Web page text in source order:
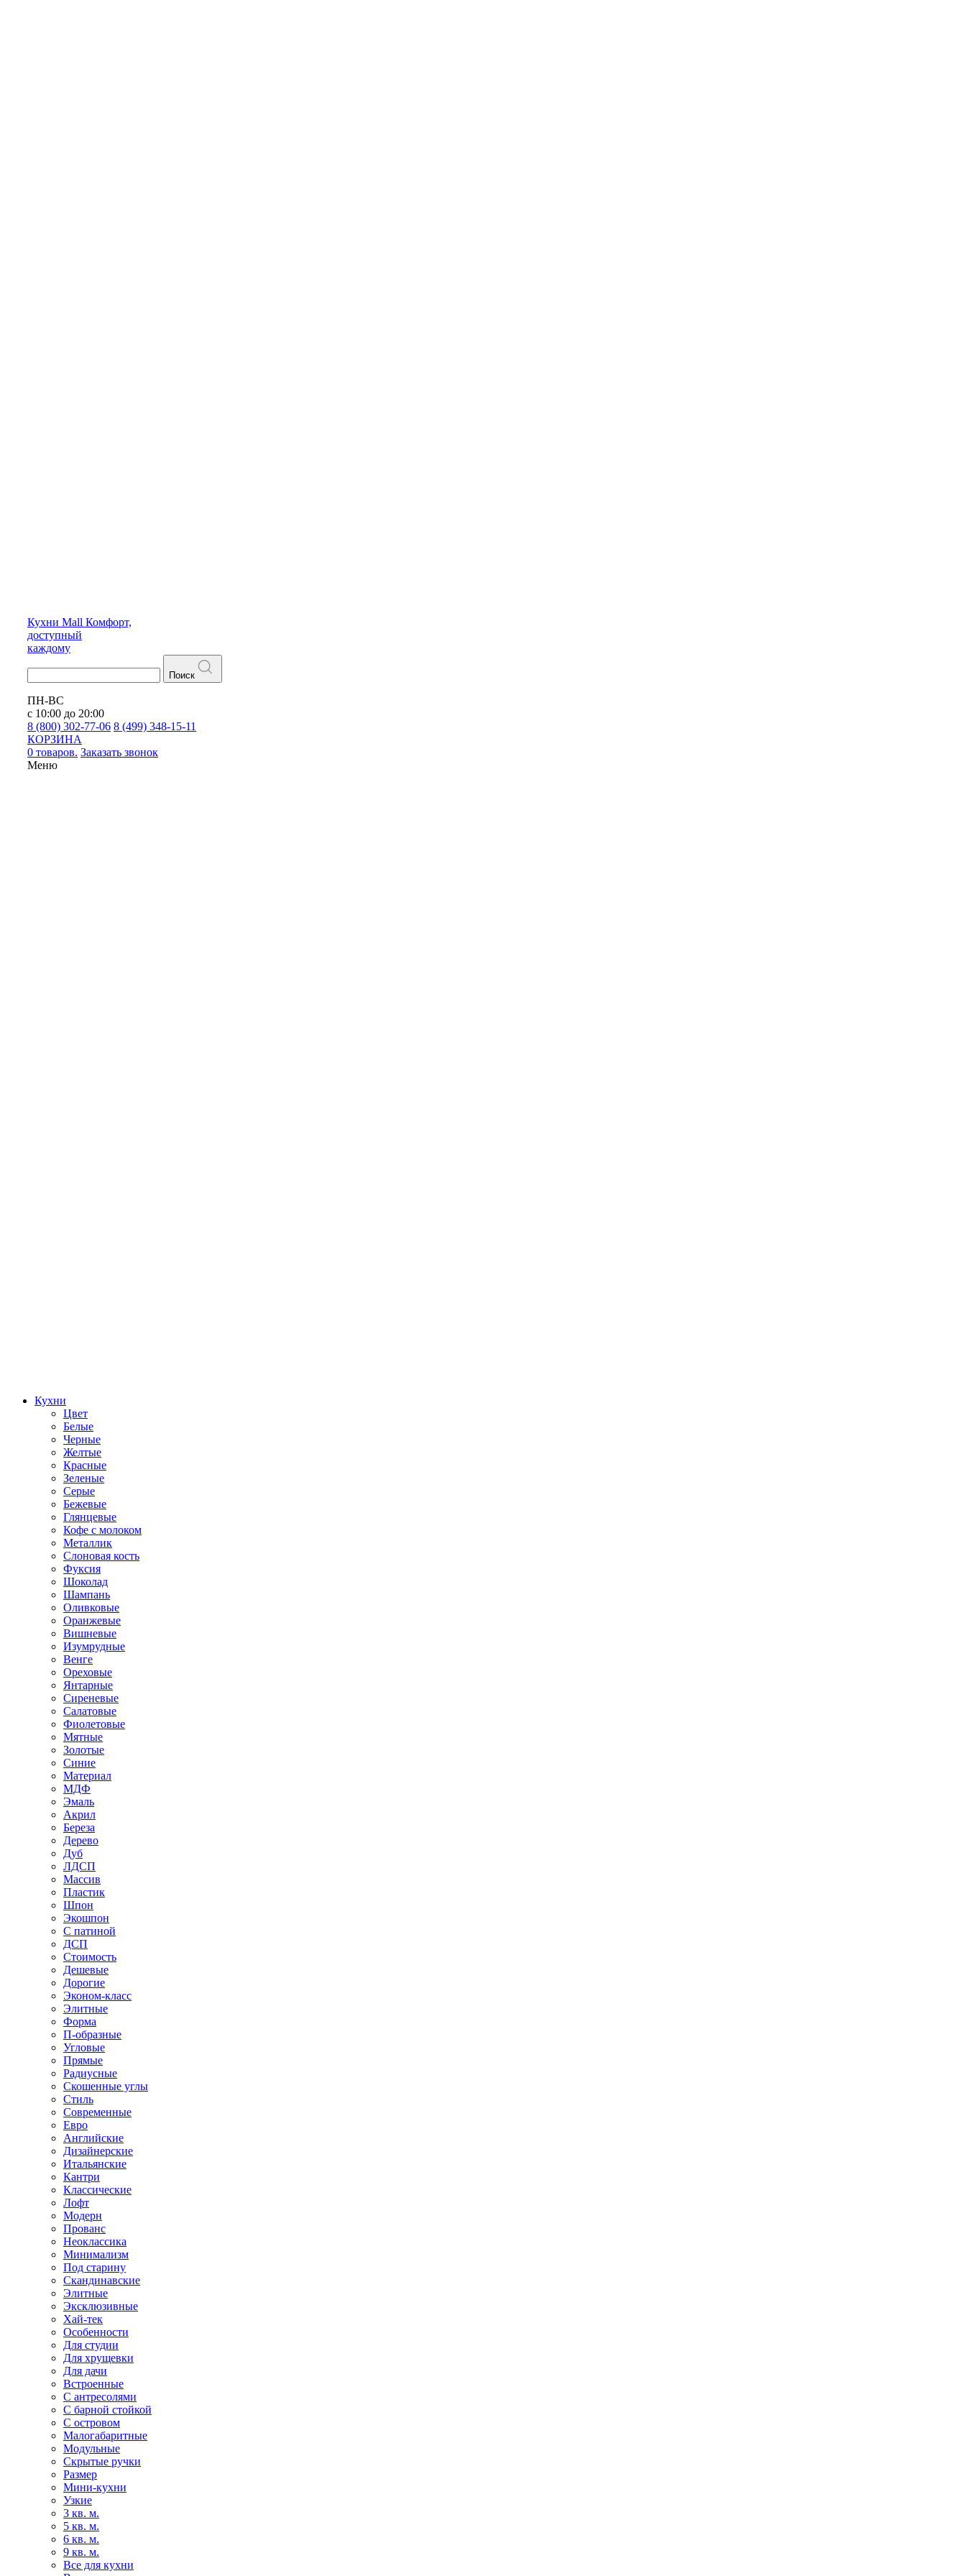
Кухни Mall Комфорт,
доступный
каждому
Поиск
ПН-ВС
с 10:00 до 20:00
8 (800) 302-77-06 8 (499) 348-15-11
КОРЗИНА
0 товаров. Заказать звонок
Меню
Кухни
Цвет
Белые
Черные
Желтые
Красные
Зеленые
Серые
Бежевые
Глянцевые
Кофе с молоком
Металлик
Слоновая кость
Фуксия
Шоколад
Шампань
Оливковые
Оранжевые
Вишневые
Изумрудные
Венге
Ореховые
Янтарные
Сиреневые
Салатовые
Фиолетовые
Мятные
Золотые
Синие
Материал
МДФ
Эмаль
Акрил
Береза
Дерево
Дуб
ЛДСП
Массив
Пластик
Шпон
Экошпон
С патиной
ДСП
Стоимость
Дешевые
Дорогие
Эконом-класс
Элитные
Форма
П-образные
Угловые
Прямые
Радиусные
Скошенные углы
Стиль
Современные
Евро
Английские
Дизайнерские
Итальянские
Кантри
Классические
Лофт
Модерн
Прованс
Неоклассика
Минимализм
Под старину
Скандинавские
Элитные
Эксклюзивные
Хай-тек
Особенности
Для студии
Для хрущевки
Для дачи
Встроенные
С антресолями
С барной стойкой
С островом
Малогабаритные
Модульные
Скрытые ручки
Размер
Мини-кухни
Узкие
3 кв. м.
5 кв. м.
6 кв. м.
9 кв. м.
Все для кухни